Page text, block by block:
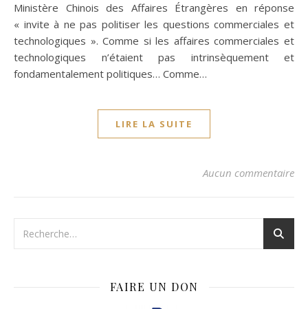
Ministère Chinois des Affaires Étrangères en réponse
« invite à ne pas politiser les questions commerciales et
technologiques ». Comme si les affaires commerciales et
technologiques n’étaient pas intrinsèquement et
fondamentalement politiques… Comme…
LIRE LA SUITE
Aucun commentaire
FAIRE UN DON